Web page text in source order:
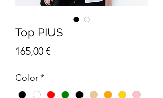
Top PIUS
165,00 €Precio
Color*